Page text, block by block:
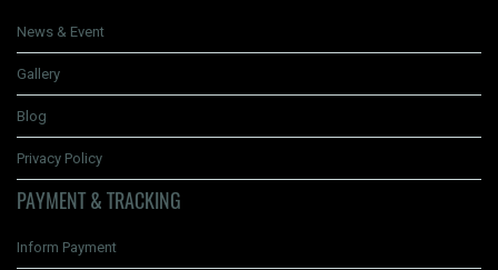
News & Event
Gallery
Blog
Privacy Policy
PAYMENT & TRACKING
Inform Payment